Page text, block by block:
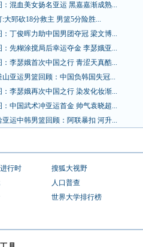
：混血美女扬名亚运 黑嘉嘉渐成熟...
:大郅砍18分救主 男篮5分险胜...
：丁俊晖力助中国男团夺冠 梁文博...
：先糊涂搅局后幸运夺金 李瑟娥亚...
：李瑟娥首次中国之行 青涩天真酷...
山亚运男篮回顾：中国负韩国失冠...
：李瑟娥再次中国之行 染发化妆渐...
：中国武术冲亚运首金 帅气袁晓超...
亚运中韩男篮回顾：阿联暴扣 河升...
行时
搜狐大视野
人口普查
世界大学排行榜